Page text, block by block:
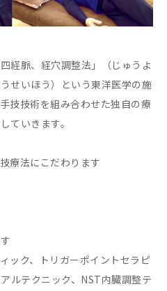
経脈、経穴調整法」（じゅうよ
せいほう）という東洋医学の施
技技術を組み合わせた独自の療
ていきます。
療法にこだわります
ック、トリガーポイントセラピ
ルテクニック、NST内臓調整テ